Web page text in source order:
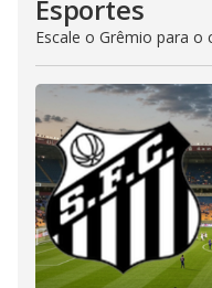
Esportes
Escale o Grêmio para